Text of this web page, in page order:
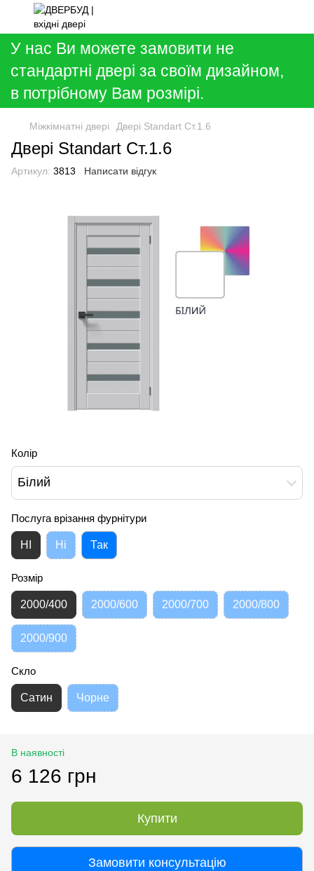
У нас Ви можете замовити не
стандартні двері за своїм дизайном,
в потрібному Вам розмірі.
Міжкімнатні двері Двері Standart Ст.1.6
Двері Standart Ст.1.6
Артикул: 3813 Написати відгук
Колір
Білий
Послуга врізання фурнітури
НІ Ні Так
Розмір
2000/400 2000/600 2000/700 2000/800
2000/900
Скло
Сатин Чорне
В наявності
6 126 грн
Купити
Замовити консультацію